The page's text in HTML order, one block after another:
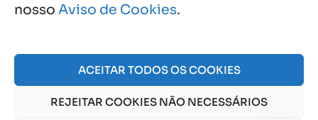
nosso Aviso de Cookies.
ACEITAR TODOS OS COOKIES
REJEITAR COOKIES NÃO NECESSÁRIOS
Agosto, 2026